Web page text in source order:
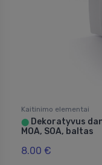
Kaitinimo elementai
⬤ Dekoratyvus
MOA, SOA, baltas
8.00 €